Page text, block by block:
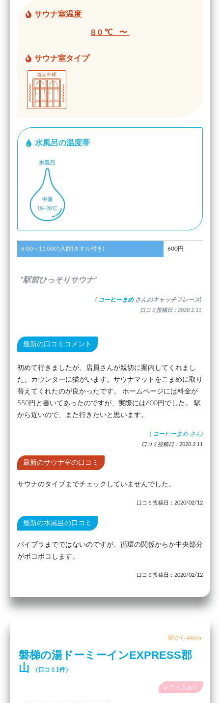
サウナ室温度
80℃ 〜
サウナ室タイプ
水風呂の温度帯
6:00～11:00の入館(タオル付き) 600円
”駅前ひっそりサウナ”
( コーヒーまめ さんのキャッチフレーズ)
口コミ投稿日：2020.2.11
最新の口コミコメント
初めて行きましたが、店員さんが親切に案内してくれまし
た。カウンターに猫がいます。サウナマットをこまめに取り
替えてくれたのが良かったです。 ホームページには料金が
550円と書いてあったのですが、実際には600円でした。 駅
から近いので、また行きたいと思います。
( コーヒーまめ さん)
口コミ投稿日：2020.2.11
最新のサウナ室の口コミ
サウナのタイプまでチェックしていませんでした。
口コミ投稿日：2020/02/12
最新の水風呂の口コミ
バイブラまでではないのですが、循環の関係からか中央部分
がポコポコします。
口コミ投稿日：2020/02/12
駅から440m
磐梯の湯ドーミーインEXPRESS郡
山
（口コミ1件）
レディスあり